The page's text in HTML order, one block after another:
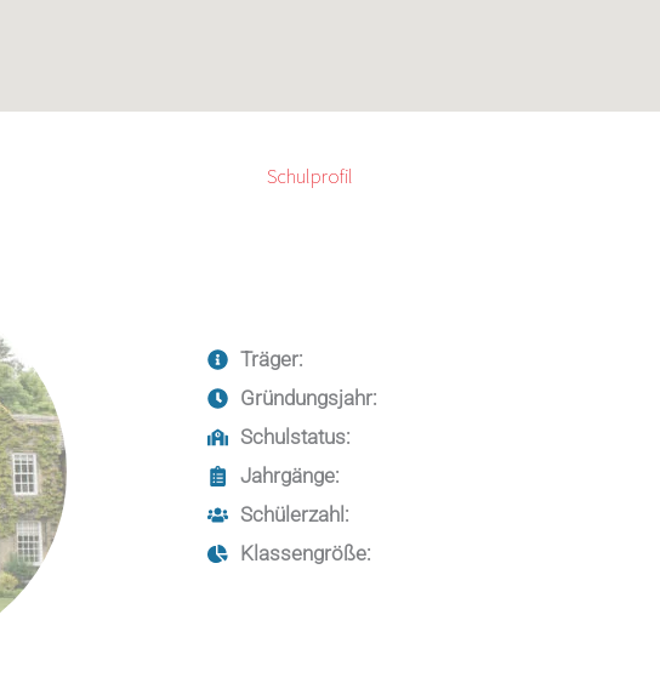
Schulprofil
Träger:
Gründungsjahr:
Schulstatus:
Jahrgänge:
Schülerzahl:
Klassengröße: